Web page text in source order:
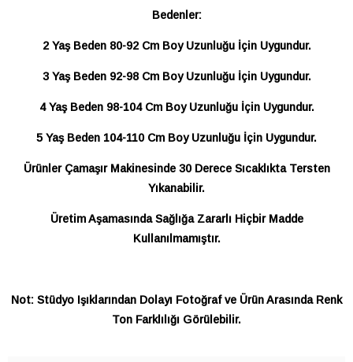
Bedenler:
2 Yaş Beden 80-92 Cm Boy Uzunluğu İçin Uygundur.
3 Yaş Beden 92-98 Cm Boy Uzunluğu İçin Uygundur.
4 Yaş Beden 98-104 Cm Boy Uzunluğu İçin Uygundur.
5 Yaş Beden 104-110 Cm Boy Uzunluğu İçin Uygundur.
Ürünler Çamaşır Makinesinde 30 Derece Sıcaklıkta Tersten
Yıkanabilir.
Üretim Aşamasında Sağlığa Zararlı Hiçbir Madde
Kullanılmamıştır.
Not: Stüdyo Işıklarından Dolayı Fotoğraf ve Ürün Arasında Renk
Ton Farklılığı Görülebilir.